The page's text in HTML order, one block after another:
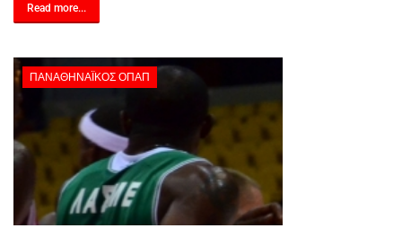
Read more...
ΠΑΝΑΘΗΝΑΪΚΌΣ ΟΠΑΠ